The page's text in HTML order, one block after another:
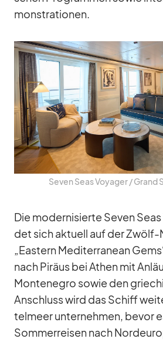
mons­tra­tio­nen.
Se­ven Seas Voy­a­ger /​ Grand
Die mo­der­ni­sierte Se­ven
det sich ak­tu­ell auf der
„Eas­tern Me­di­ter­ra­nean
nach Pi­räus bei Athen mit
Mon­te­ne­gro so­wie den
An­schluss wird das Schiff
tel­meer un­ter­neh­men, be­vor
Som­mer­rei­sen nach